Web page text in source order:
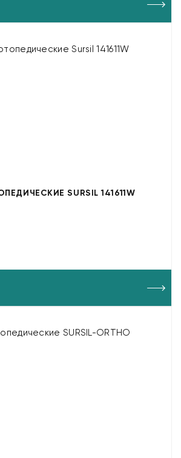
SURSIL 141611W